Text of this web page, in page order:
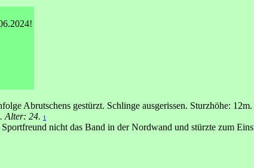
Abrutschens gestürzt. Schlinge ausgerissen. Sturzhöhe: 12m.
Alter: 24. 1
nicht das Band in der Nordwand und stürzte zum